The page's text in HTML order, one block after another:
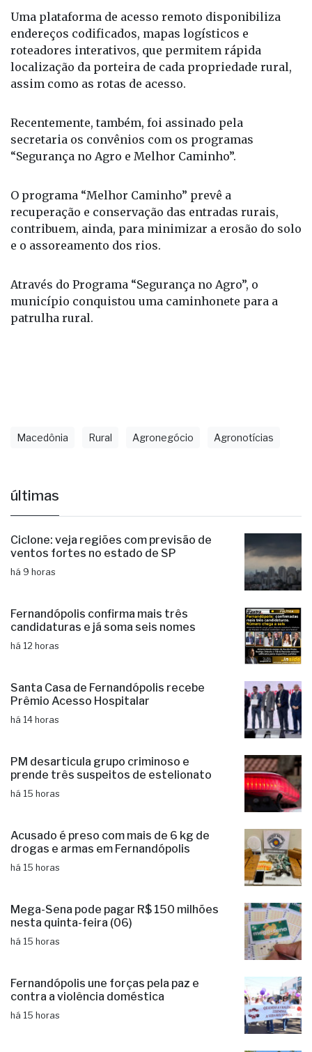
Uma plataforma de acesso remoto disponibiliza
endereços codificados, mapas logísticos e
roteadores interativos, que permitem rápida
localização da porteira de cada propriedade rural,
assim como as rotas de acesso.
Recentemente, também, foi assinado pela
secretaria os convênios com os programas
“Segurança no Agro e Melhor Caminho”.
O programa “Melhor Caminho” prevê a
recuperação e conservação das entradas rurais,
contribuem, ainda, para minimizar a erosão do solo
e o assoreamento dos rios.
Através do Programa “Segurança no Agro”, o
município conquistou uma caminhonete para a
patrulha rural.
Macedônia Rural Agronegócio Agronotícias
últimas
Ciclone: veja regiões com previsão de
ventos fortes no estado de SP
há 9 horas
Fernandópolis confirma mais três
candidaturas e já soma seis nomes
há 12 horas
Santa Casa de Fernandópolis recebe
Prêmio Acesso Hospitalar
há 14 horas
PM desarticula grupo criminoso e
prende três suspeitos de estelionato
há 15 horas
Acusado é preso com mais de 6 kg de
drogas e armas em Fernandópolis
há 15 horas
Mega-Sena pode pagar R$ 150 milhões
nesta quinta-feira (06)
há 15 horas
Fernandópolis une forças pela paz e
contra a violência doméstica
há 15 horas